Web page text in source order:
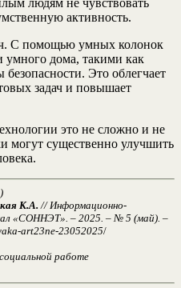
активность.
С помощью умных колонок
умного дома, такими как
Это облегчает
задач и повышает
это не сложно и не
могут существенно улучшить
К.А. // Информационно-
«СОННЭТ». – 2025. – № 5 (май). –
art23ne-23052025/
работе